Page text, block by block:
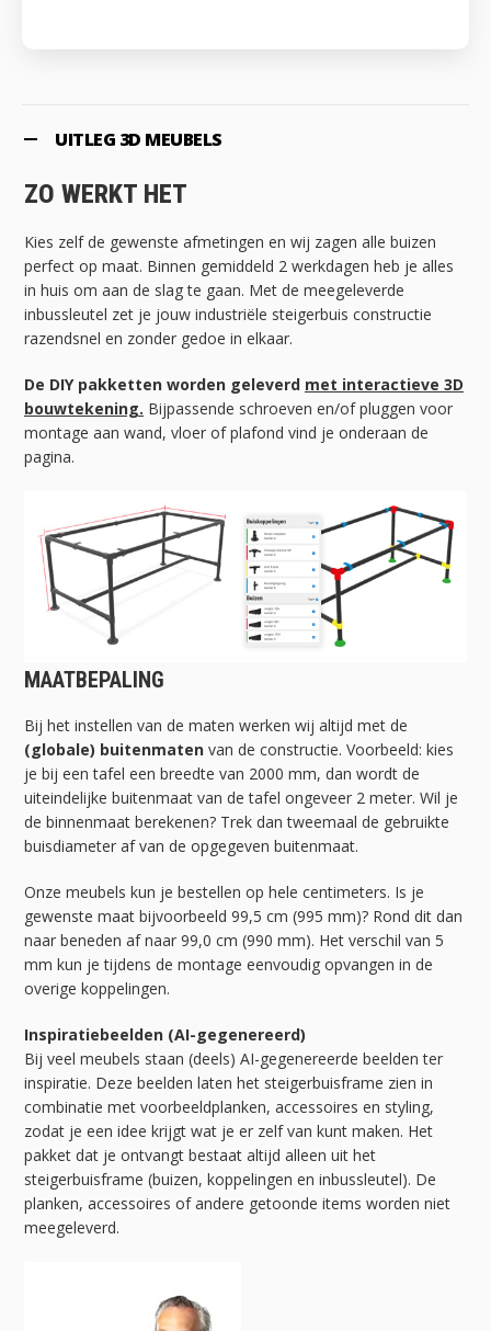
UITLEG 3D MEUBELS
ZO WERKT HET
Kies zelf de gewenste afmetingen en wij zagen alle buizen
perfect op maat. Binnen gemiddeld 2 werkdagen heb je alles
in huis om aan de slag te gaan. Met de meegeleverde
inbussleutel zet je jouw industriële steigerbuis constructie
razendsnel en zonder gedoe in elkaar.
De DIY pakketten worden geleverd met interactieve 3D
bouwtekening. Bijpassende schroeven en/of pluggen voor
montage aan wand, vloer of plafond vind je onderaan de
pagina.
MAATBEPALING
Bij het instellen van de maten werken wij altijd met de
(globale) buitenmaten van de constructie. Voorbeeld: kies
je bij een tafel een breedte van 2000 mm, dan wordt de
uiteindelijke buitenmaat van de tafel ongeveer 2 meter. Wil je
de binnenmaat berekenen? Trek dan tweemaal de gebruikte
buisdiameter af van de opgegeven buitenmaat.
Onze meubels kun je bestellen op hele centimeters. Is je
gewenste maat bijvoorbeeld 99,5 cm (995 mm)? Rond dit dan
naar beneden af naar 99,0 cm (990 mm). Het verschil van 5
mm kun je tijdens de montage eenvoudig opvangen in de
overige koppelingen.
Inspiratiebeelden (AI-gegenereerd)
Bij veel meubels staan (deels) AI-gegenereerde beelden ter
inspiratie. Deze beelden laten het steigerbuisframe zien in
combinatie met voorbeeldplanken, accessoires en styling,
zodat je een idee krijgt wat je er zelf van kunt maken. Het
pakket dat je ontvangt bestaat altijd alleen uit het
steigerbuisframe (buizen, koppelingen en inbussleutel). De
planken, accessoires of andere getoonde items worden niet
meegeleverd.